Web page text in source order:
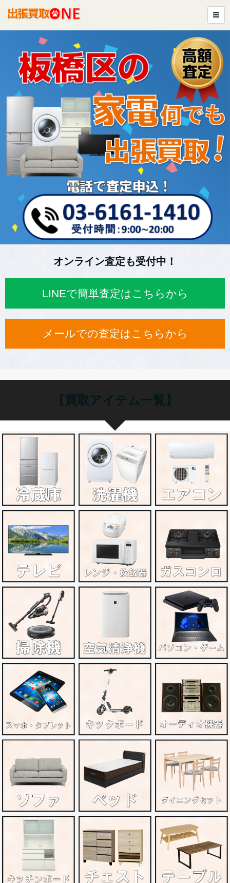
オンライン査定も受付中！
LINEで簡単査定はこちらから
メールでの査定はこちらから
【買取アイテム一覧】